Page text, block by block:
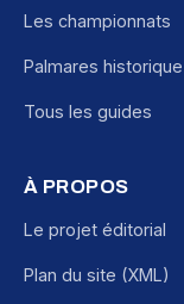
Les championnats
Palmares historique
Tous les guides
À PROPOS
Le projet éditorial
Plan du site (XML)